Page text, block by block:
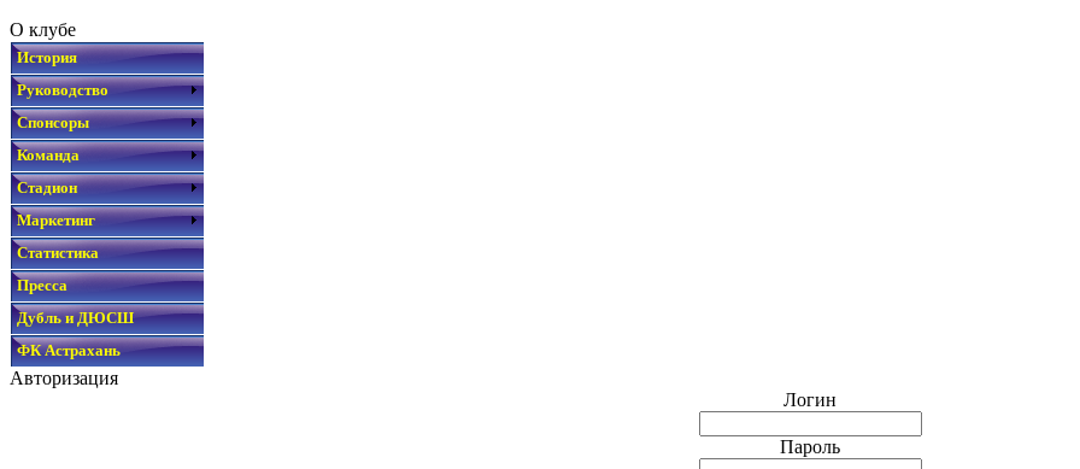
О клубе
История
Руководство
Спонсоры
Команда
Стадион
Маркетинг
Статистика
Пресса
Дубль и ДЮСШ
ФК Астрахань
Авторизация
Логин
Пароль